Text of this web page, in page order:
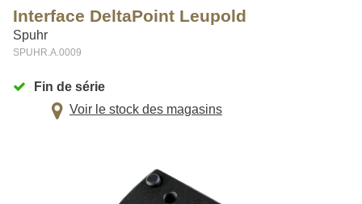
Interface DeltaPoint Leupold
Spuhr
SPUHR.A.0009
Fin de série
Voir le stock des magasins